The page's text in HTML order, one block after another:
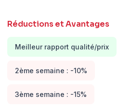
Réductions et Avantages
Meilleur rapport qualité/prix
2ème semaine : -10%
3ème semaine : -15%